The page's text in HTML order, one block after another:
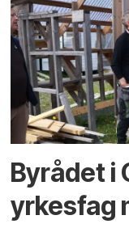
Byrådet i
yrkesfag